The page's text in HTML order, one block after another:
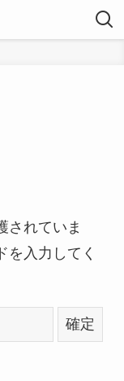
されていま
を入力してく